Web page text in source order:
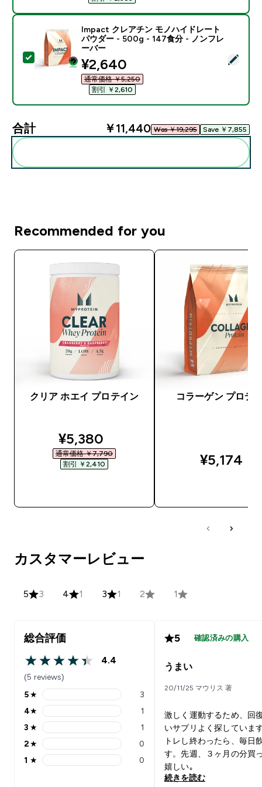
この商品を選択 - Impact クレアチン モノハイドレ
Impact クレアチン モノハイドレート
パウダー - 500g - 147食分 - ノンフレ
ーバー
discounted price
¥2,640‎
通常価格 ￥5,250‎
割引 ￥2,610‎
合計 ￥11,440‎ Was ￥19,295‎ Save ￥7,855‎
Recommended for you
クリア ホエイ プロテイン
discounted price
¥5,380‎
通常価格 ￥7,790‎
割引 ￥2,410‎
コラーゲン プロテ
¥5,174‎
カスタマーレビュー
5 3 4 1 3 1 2 1
総合評価
4.4 out of 5 stars
4.4
(5 reviews)
5 stars rating 3 reviews
5★ 3
4 stars rating 1 reviews
4★ 1
3 stars rating 1 reviews
3 ★ 1
2 stars rating 0 reviews
2★ 0
1 stars rating 0 reviews
1 ★ 0
5 確認済みの購入
うまい
20/11/25 マウリス 著
激しく運動するため、回
いサプリよく探していま
トレし終わったら、毎日
す。先週、３ヶ月の分買
嬉しい｡
続きを読む